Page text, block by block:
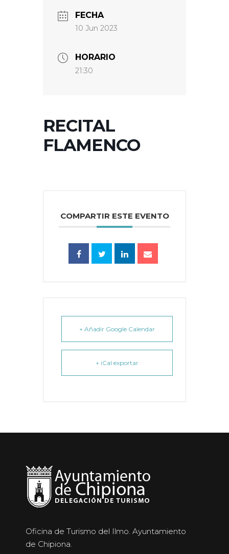
FECHA
10 Jun 2023
HORARIO
21:30
RECITAL
FLAMENCO
COMPARTIR ESTE EVENTO
+ Añadir Google Calendar
+ iCal exportar
Oficina de Turismo del Ilmo. Ayuntamiento
de Chipiona.